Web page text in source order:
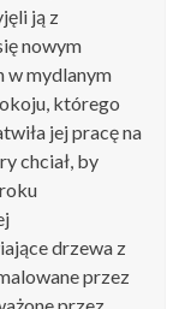
ją z
nowym
w mydlanym
którego
jej pracę na
chciał, by
drzewa z
przez